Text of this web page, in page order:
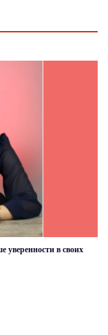
уверенности в своих